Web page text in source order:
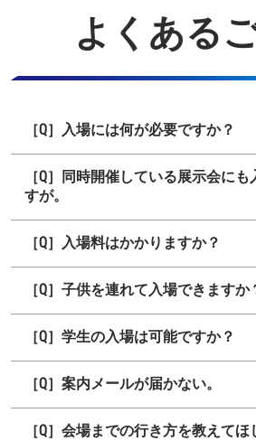
よくある
［Q］入場には何が必要ですか？
［Q］同時開催している展示会に
すが。
［Q］入場料はかかりますか？
［Q］子供を連れて入場できますか
［Q］学生の入場は可能ですか？
［Q］案内メールが届かない。
［Q］会場までの行き方を教えてほ